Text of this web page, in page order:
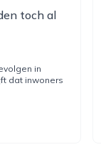
toch al
in
dat inwoners